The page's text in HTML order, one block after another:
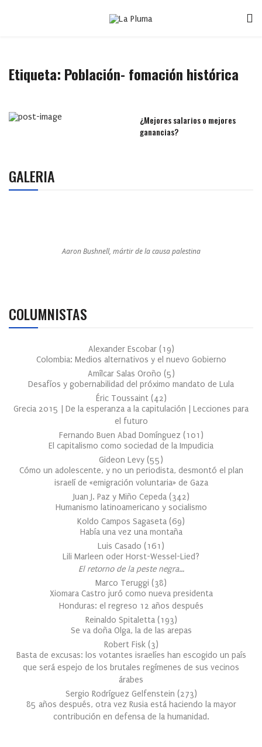
Etiqueta: Población- fomación histórica
¿Mejores salarios o mejores
ganancias?
GALERIA
Aaron Bushnell, mártir de la causa palestina
COLUMNISTAS
Alexander Escobar (19)
Colombia: Medios alternativos y el nuevo Gobierno
Amílcar Salas Oroño (5)
Desafíos y gobernabilidad del próximo mandato de Lula
Éric Toussaint (42)
Grecia 2015 | De la esperanza a la capitulación | Lecciones para
el futuro
Fernando Buen Abad Domínguez (101 )
El capitalismo como sociedad de la Impudicia
Gideon Levy (55)
Cómo un adolescente, y no un periodista, desmontó el plan
israelí de «emigración voluntaria» de Gaza
Juan J. Paz y Miño Cepeda (342)
Humanismo latinoamericano y socialismo
Koldo Campos Sagaseta (69)
Había una vez una montaña
Luis Casado (161 )
Lili Marleen oder Horst-Wessel-Lied?
El retorno de la peste negra…
Marco Teruggi (38)
Xiomara Castro juró como nueva presidenta
Honduras: el regreso 12 años después
Reinaldo Spitaletta (193)
Se va doña Olga, la de las arepas
Robert Fisk (3)
Basta de excusas: los votantes israelíes han escogido un país
que será espejo de los brutales regímenes de sus vecinos
árabes
Sergio Rodríguez Gelfenstein (273)
85 años después, otra vez Rusia está haciendo la mayor
contribución en defensa de la humanidad.